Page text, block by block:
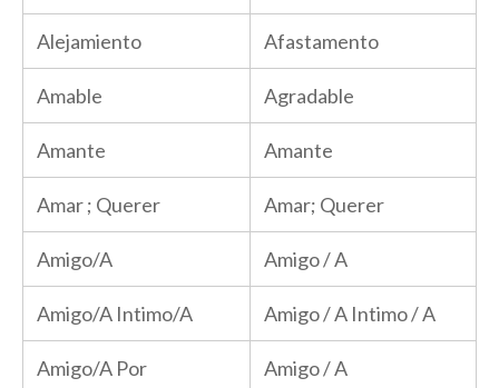
Alejamiento Afastamento
Amable Agradable
Amante Amante
Amar ; Querer Amar; Querer
Amigo/A Amigo / A
Amigo/A Intimo/A Amigo / A Intimo / A
Amigo/A Por Amigo / A